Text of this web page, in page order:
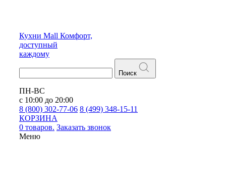
Кухни Mall Комфорт,
доступный
каждому
Поиск
ПН-ВС
с 10:00 до 20:00
8 (800) 302-77-06 8 (499) 348-15-11
КОРЗИНА
0 товаров. Заказать звонок
Меню